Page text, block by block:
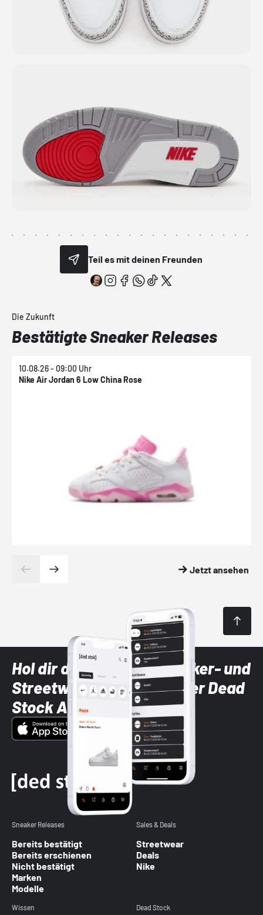
Teil es mit deinen Freunden
Die Zukunft
Bestätigte Sneaker Releases
10.08.26 - 09:00 Uhr
Nike Air Jordan 6 Low China Rose
Jetzt ansehen
Hol dir die neuesten Sneaker- und
Streetwear-Brands mit der Dead
Stock App
Sneaker Releases
Bereits bestätigt
Bereits erschienen
Nicht bestätigt
Marken
Modelle
Sales & Deals
Streetwear
Deals
Nike
Wissen Dead Stock